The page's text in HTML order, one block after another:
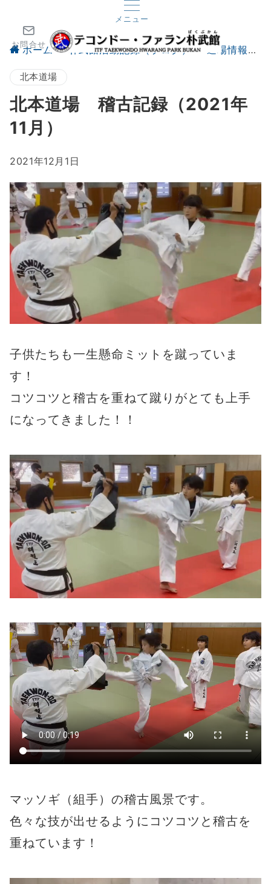
メニュー
お問合せ
ホーム 朴武館活動記録（ブログ） 道場情報
北本道場
北本道場 稽古記録（2021年
11月）
2021年12月1日
子供たちも一生懸命ミットを蹴っていま
す！
コツコツと稽古を重ねて蹴りがとても上手
になってきました！！
マッソギ（組手）の稽古風景です。
色々な技が出せるようにコツコツと稽古を
重ねています！